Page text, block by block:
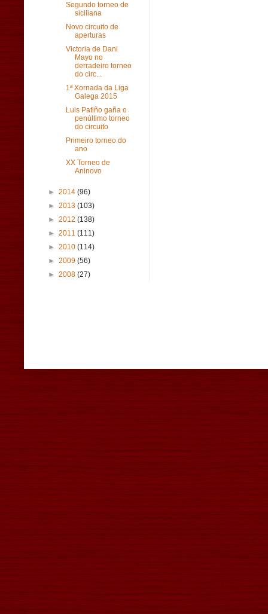
Segundo torneo de
siciliana
Novo circuito de
aperturas
Victoria de Dani
Mayo no
derradeiro torneo
do circ...
1ª Xornada da Liga
Galega 2015
Luis Patiño gaña o
penúltimo torneo
do circuito
Primeiro torneo do
ano
XX Torneo de
Aninovo
► 2014 (96)
► 2013 (103)
► 2012 (138)
► 2011 (111)
► 2010 (114)
► 2009 (56)
► 2008 (27)